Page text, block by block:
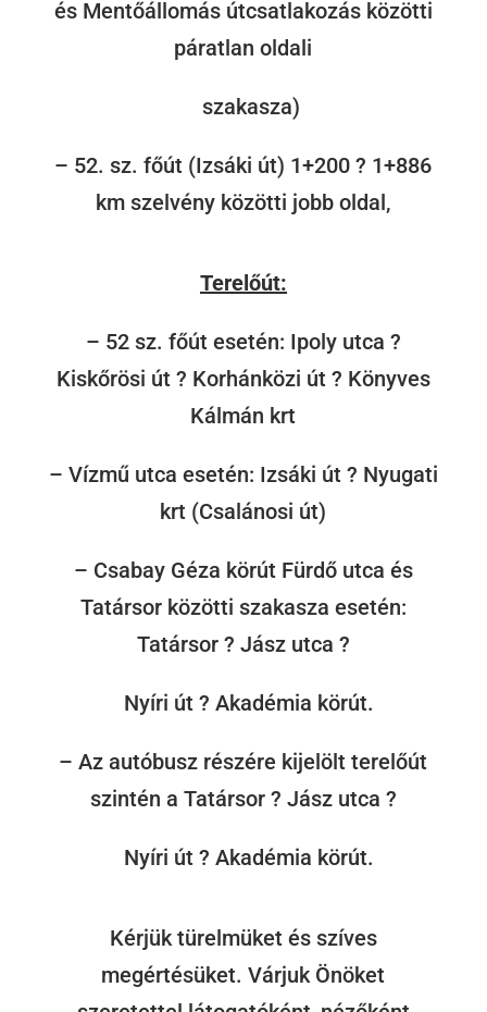
és Mentőállomás útcsatlakozás közötti
páratlan oldali
szakasza)
– 52. sz. főút (Izsáki út) 1+200 ? 1+886
km szelvény közötti jobb oldal,
Terelőút:
– 52 sz. főút esetén: Ipoly utca ?
Kiskőrösi út ? Korhánközi út ? Könyves
Kálmán krt
– Vízmű utca esetén: Izsáki út ? Nyugati
krt (Csalánosi út)
– Csabay Géza körút Fürdő utca és
Tatársor közötti szakasza esetén:
Tatársor ? Jász utca ?
Nyíri út ? Akadémia körút.
– Az autóbusz részére kijelölt terelőút
szintén a Tatársor ? Jász utca ?
Nyíri út ? Akadémia körút.
Kérjük türelmüket és szíves
megértésüket. Várjuk Önöket